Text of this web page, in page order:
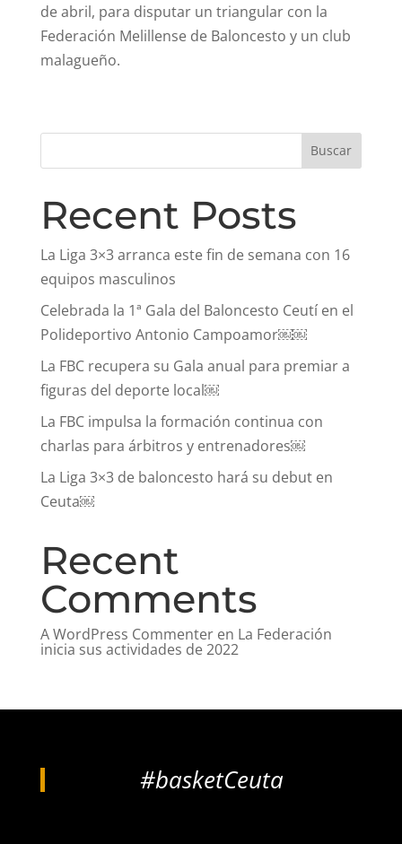
de abril, para disputar un triangular con la
Federación Melillense de Baloncesto y un club
malagueño.
Buscar
Recent Posts
La Liga 3×3 arranca este fin de semana con 16
equipos masculinos
Celebrada la 1ª Gala del Baloncesto Ceutí en el
Polideportivo Antonio Campoamor￼￼
La FBC recupera su Gala anual para premiar a
figuras del deporte local￼
La FBC impulsa la formación continua con
charlas para árbitros y entrenadores￼
La Liga 3×3 de baloncesto hará su debut en
Ceuta￼
Recent
Comments
A WordPress Commenteren La Federación
inicia sus actividades de 2022
#basketCeuta